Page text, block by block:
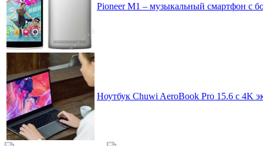
Pioneer M1 – музыкальный смартфон с
Ноутбук Chuwi AeroBook Pro 15.6 с 4K